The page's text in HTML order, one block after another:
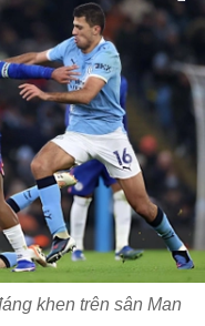
khen trên sân Man